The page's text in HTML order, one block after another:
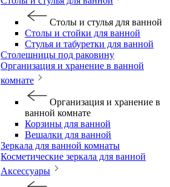
Столы и стулья для ванной
Столы и стойки для ванной
Стулья и табуретки для ванной
Столешницы под раковину
Организация и хранение в ванной
комнате
Организация и хранение в
ванной комнате
Корзины для ванной
Вешалки для ванной
Зеркала для ванной комнаты
Косметические зеркала для ванной
Аксессуары